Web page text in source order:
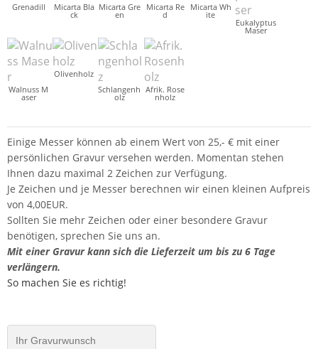
Grenadill Micarta Bla
ck
Micarta Gre
en
Micarta Re
d
Micarta Wh
ite
Eukalyptus
Maser
Walnuss M
aser
Olivenholz
Schlangenh
olz
Afrik. Rose
nholz
Einige Messer können ab einem Wert von 25,- € mit einer
persönlichen Gravur versehen werden. Momentan stehen
Ihnen dazu maximal 2 Zeichen zur Verfügung.
Je Zeichen und je Messer berechnen wir einen kleinen Aufpreis
von 4,00EUR.
Sollten Sie mehr Zeichen oder einer besondere Gravur
benötigen, sprechen Sie uns an.
Mit einer Gravur kann sich die Lieferzeit um bis zu 6 Tage
verlängern.
So machen Sie es richtig!